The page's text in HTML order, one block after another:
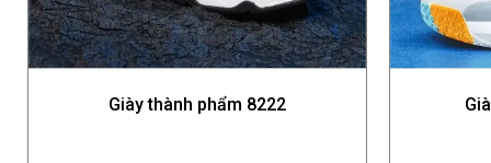
Giày thành phẩm 8222